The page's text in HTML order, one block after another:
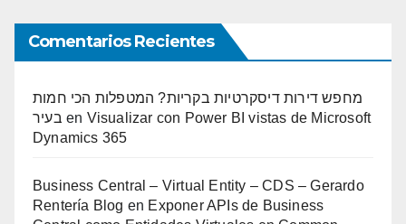
Comentarios Recientes
מחפש דירות דיסקרטיות בקריות? המטפלות הכי חמות
בעיר en Visualizar con Power BI vistas de Microsoft
Dynamics 365
Business Central – Virtual Entity – CDS – Gerardo
Rentería Blog en Exponer APIs de Business